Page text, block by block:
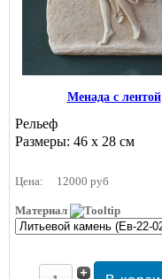
Менада с лентой
Рельеф
Размеры: 46 х 28 см
Цена: 12000 руб
Материал